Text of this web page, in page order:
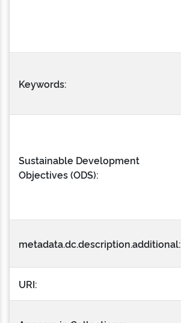
Keywords:
Sustainable Development
Objectives (ODS):
metadata.dc.description.additional:
URI: